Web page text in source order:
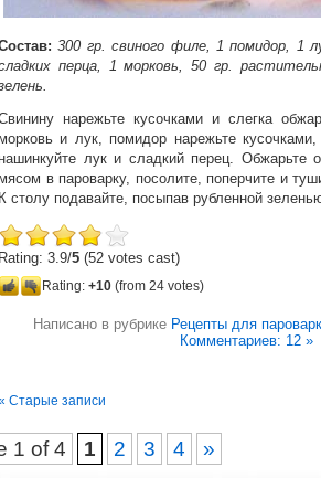
300 гр. свиного филе, 1 помидор, 1
перца, 1 морковь, 50 гр.
нарежьте кусочками и слегка
морковь и лук, помидор нарежьте
нашинкуйте лук и сладкий перец. Обжарьте
мясом в пароварку, посолите, поперчите и
К столу подавайте, посыпав рубленной
Rating: 3.9/5 (52 votes cast)
Rating: +10 (from 24 votes)
Написано в рубрике Рецепты для
Комментариев: 12 »
Старые записи
1 of 4 1 2 3 4
»